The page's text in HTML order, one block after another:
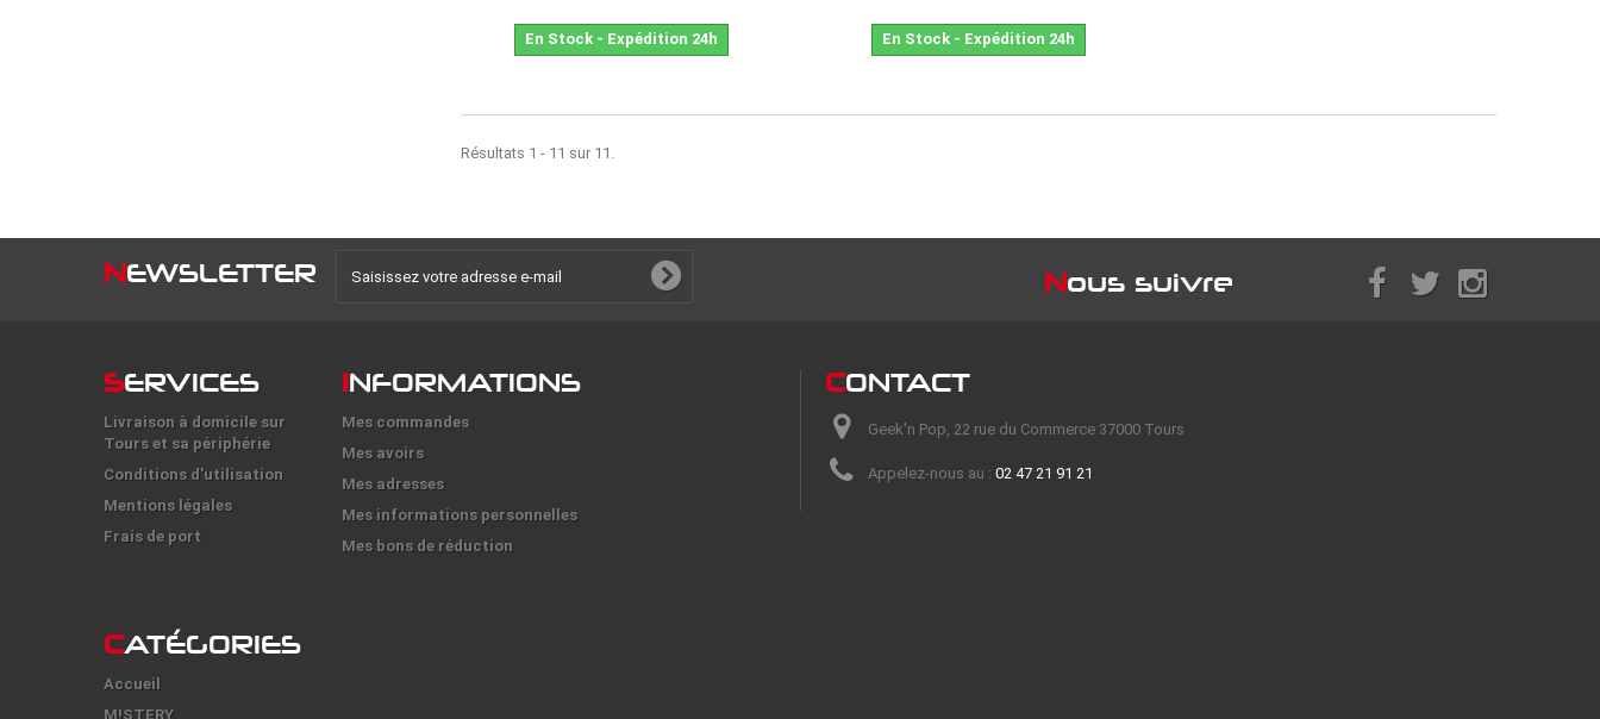
En Stock - Expédition 24h En Stock - Expédition 24h
Résultats 1 - 11 sur 11.
NEWSLETTER Nous suivre
SERVICES
Livraison à domicile sur
Tours et sa périphérie
Conditions d'utilisation
Mentions légales
Frais de port
INFORMATIONS
Mes commandes
Mes avoirs
Mes adresses
Mes informations personnelles
Mes bons de réduction
CONTACT
Geek'n Pop, 22 rue du Commerce 37000 Tours
Appelez-nous au : 02 47 21 91 21
CATÉGORIES
Accueil
M!STERY